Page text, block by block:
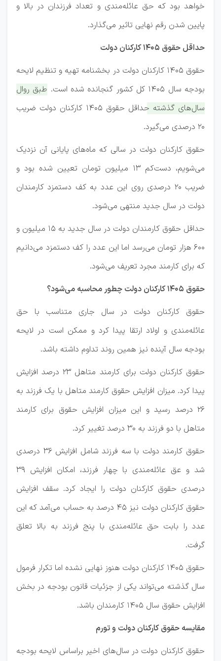
خواهد بود که حق عائله‌مندی و تعداد فرزندان در بالا و
پایین شدن رقم نهایی تاثیر می‌گذارد.
حداقل حقوق ۱۴۰۵ کارکنان دولت
حقوق ۱۴۰۵ کارکنان دولت در بخشنامه تهیه و تنظیم لایحه
بودجه سال ۱۴۰۵ کل کشور گنجانده شده است.
طبق روال
سال‌های گذشته حداقل حقوق ۱۴۰۵ کارکنان دولت ضریب
۲۰ درصدی می‌گیرد.
حقوق کارکنان دولت در سالی که ماه‌های پایانی آن نزدیک
می‌شویم، دست‌کم ۱۳ میلیون تومان تعیین شده بود و
ضریب ۲۰ درصدی روی این عدد به کف دستمزد کارمندان
دولت در سال جدید منتهی می‌شود.
حداقل حقوق کارمندان دولت در سال جدید به ۱۵ میلیون و
۶۰۰ هزار تومان می‌رسد اما این عدد را کف دستمزد می‌دانیم
که برای کارمند مجرد تعریف می‌شود.
حقوق ۱۴۰۵ کارکنان دولت چطور محاسبه می‌شود؟
حقوق کارکنان دولت در سال جاری متناسب با حق
عائله‌مندی و اولاد ارتقا پیدا کرد و ممکن است در لایحه
بودجه سال آینده نیز همین روند تداوم داشته باشد.
حقوق کارکنان دولت برای کارمند متاهل ۲۳ درصد افزایش
پیدا کرد. میزان افزایش حقوق کارمند متاهل با یک فرزند به
۲۶ درصد رسید و این میزان افزایش حقوق برای کارمند
متاهل با دو فرزند به ۳۰ درصد تغییر کرد.
حقوق کارمند دولت با سه فرزند شامل افزایش ۳۶ درصدی
شد و عق عائله‌مندی با چهار فرزند، امکان افزایش ۳۹
درصدی حقوق کارکنان دولت را ایجاد کرد. سقف افزایش
حقوق کارکنان دولت نیز ۴۵ درصد به حساب می‌آمد که این
عدد را بابت حق عائله‌مندی با پنج فرزند به بالا تعلق
گرفت.
حقوق ۱۴۰۵ کارکنان دولت هنوز نهایی نشده اما تکرار فرمول
سال گذشته می‌تواند یکی از جزئیات قانون بودجه در بخش
افزایش حقوق سال ۱۴۰۵ کارمندان باشد.
مقایسه حقوق کارکنان دولت و تورم
حقوق کارکنان دولت در سال‌های اخیر براساس لایحه بودجه